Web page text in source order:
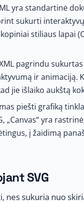
yra standartinė
sukurti
stiliaus lapai
pagrindu
ir animaciją.
jie išlaiko aukštą
piešti grafiką
„Canvas“ yra
į žaidimą
SVG
nes sukuria nuo